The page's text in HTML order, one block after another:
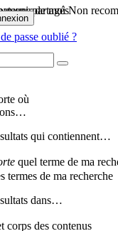
de moi
sur les ordinateurs partagés
passe oublié ?
où
qui contiennent…
quel terme de ma
termes de ma recherche
dans…
corps des contenus